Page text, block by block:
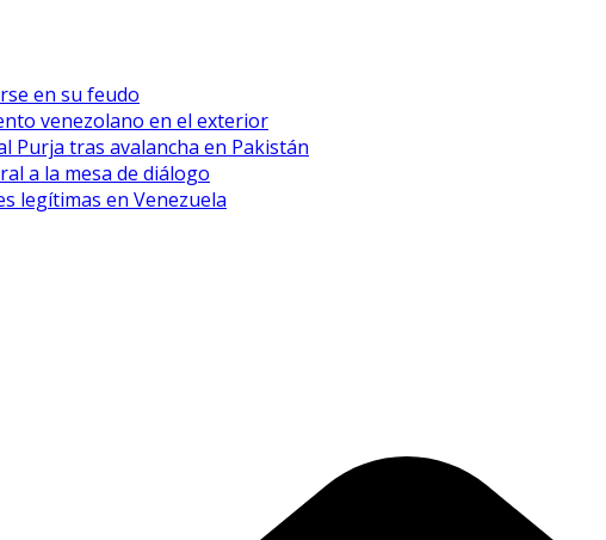
en su feudo
venezolano en el exterior
Purja tras avalancha en Pakistán
a la mesa de diálogo
legítimas en Venezuela